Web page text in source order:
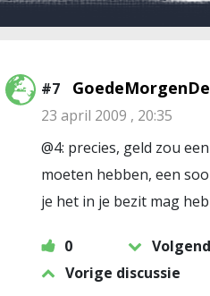
#7
23 april 2009 , 20:35
@4: precies, geld zou
moeten hebben, een
je het in je bezit mag
0
Vorige discussie